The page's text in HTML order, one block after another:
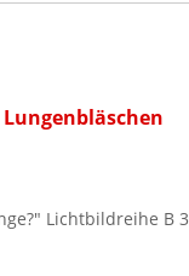
Lichtbildreihe B 3